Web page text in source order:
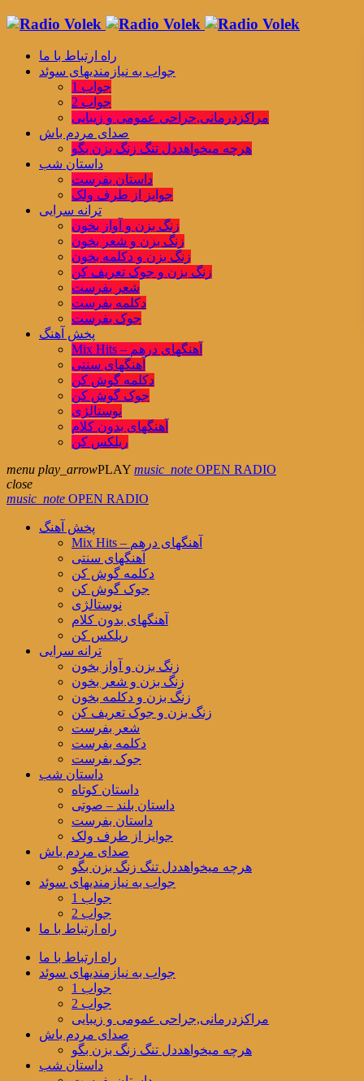
راه ارتباط با ما
جواب به نیازمندیهای سوئد
جواب 1
جواب 2
مراکزدرمانی,جراحی عمومی و زیبایی
صدای مردم باش
هرچه میخواهددل تنگ زنگ بزن بگو
داستان شب
داستان بفرست
جوایز از طرف ولک
ترانه سرایی
زنگ بزن و آواز بخون
زنگ بزن و شعر بخون
زنگ بزن و دکلمه بخون
زنگ بزن و جوک تعریف کن
شعر بفرست
دکلمه بفرست
جوک بفرست
پخش آهنگ
Mix Hits – آهنگهای درهم
آهنگهای سنتی
دکلمه گوش کن
جوک گوش کن
نوستالژی
آهنگهای بدون کلام
ریلکس کن
menu play_arrowPLAY music_note OPEN RADIO
close
music_note OPEN RADIO
پخش آهنگ
Mix Hits – آهنگهای درهم
آهنگهای سنتی
دکلمه گوش کن
جوک گوش کن
نوستالژی
آهنگهای بدون کلام
ریلکس کن
ترانه سرایی
زنگ بزن و آواز بخون
زنگ بزن و شعر بخون
زنگ بزن و دکلمه بخون
زنگ بزن و جوک تعریف کن
شعر بفرست
دکلمه بفرست
جوک بفرست
داستان شب
داستان کوتاه
داستان بلند – صوتی
داستان بفرست
جوایز از طرف ولک
صدای مردم باش
هرچه میخواهددل تنگ زنگ بزن بگو
جواب به نیازمندیهای سوئد
جواب 1
جواب 2
راه ارتباط با ما
راه ارتباط با ما
جواب به نیازمندیهای سوئد
جواب 1
جواب 2
مراکزدرمانی,جراحی عمومی و زیبایی
صدای مردم باش
هرچه میخواهددل تنگ زنگ بزن بگو
داستان شب